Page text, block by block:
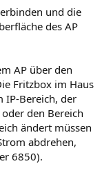
und die
des AP
AP über den
Fritzbox im Haus
IP-Bereich, der
den Bereich
ändert müssen
abdrehen,
6850).